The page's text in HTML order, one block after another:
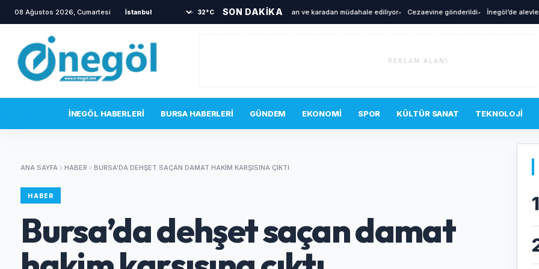
08 Ağustos 2026, Cumartesi 32°C SON DAKİKA
İnegöl'de orman yangını! Havadan ve karadan müdahale ediliyor• Cezaevine gönderildi• İnegöl’de alevler
REKLAM ALANI
İNEGÖL HABERLERI BURSA HABERLERI GÜNDEM EKONOMI SPOR KÜLTÜR SANAT TEKNOLOJI
ANA SAYFA HABER BURSA’DA DEHŞET SAÇAN DAMAT HAKIM KARŞISINA ÇIKTI
HABER
Bursa’da dehşet saçan damat
1